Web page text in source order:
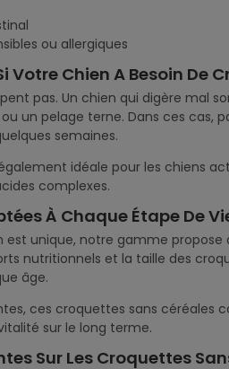
ou allergiques
Votre Chien A Besoin De
pas. Un chien qui digère mal
un pelage terne. Dans ces cas,
semaines.
idéale pour les chiens
complexes.
À Chaque Étape De
est unique, notre gamme propose
nutritionnels et la taille des
âge.
ces croquettes sans
sur le long terme.
Sur Les Croquettes